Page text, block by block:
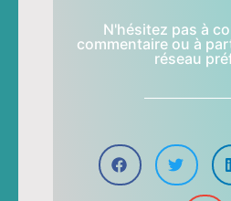
N'hésitez pas à
commentaire ou à
réseau